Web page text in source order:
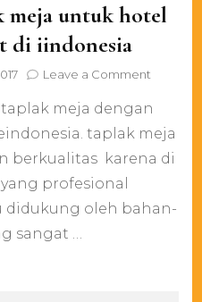
meja untuk hotel
di iindonesia
Leave a Comment
taplak
meja
untuk
hotel
di
meja dengan
taplak meja
berkualitas karena di
profesional
oleh bahan-
sangat …